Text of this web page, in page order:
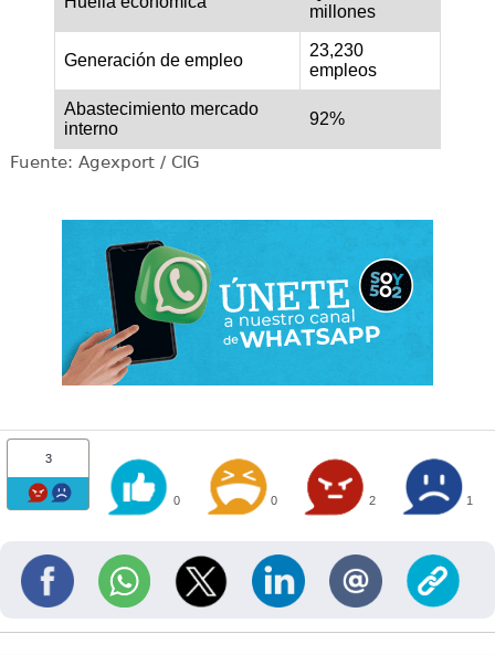
millones
Generación de empleo
23,230
empleos
Abastecimiento mercado
interno
92%
Fuente: Agexport / CIG
3
0 0 2 1